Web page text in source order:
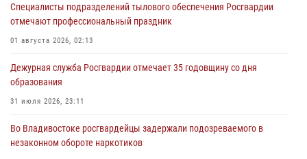
Специалисты подразделений тылового обеспечения Росгвардии
отмечают профессиональный праздник
01 августа 2026, 02:13
Дежурная служба Росгвардии отмечает 35 годовщину со дня
образования
31 июля 2026, 23:11
Во Владивостоке росгвардейцы задержали подозреваемого в
незаконном обороте наркотиков